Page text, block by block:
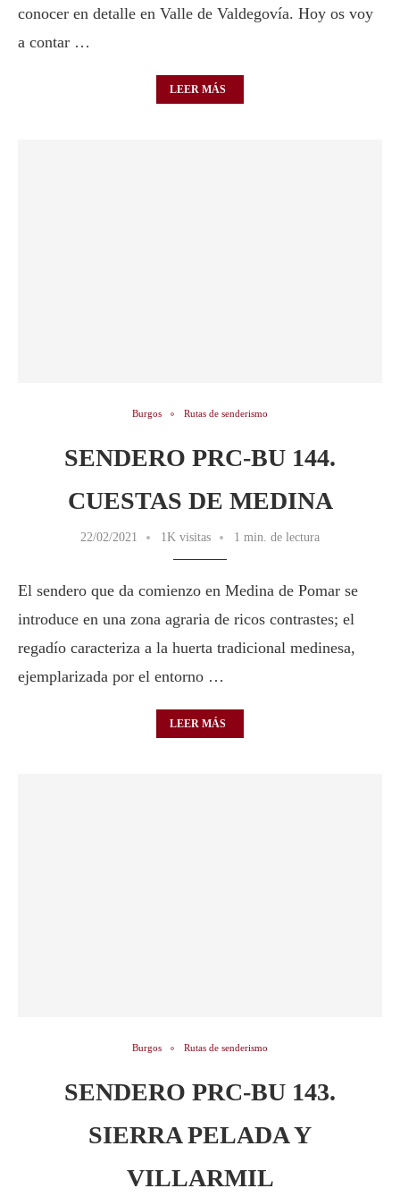
conocer en detalle en Valle de Valdegovía. Hoy os voy
a contar …
LEER MÁS
Burgos Rutas de senderismo
SENDERO PRC-BU 144.
CUESTAS DE MEDINA
22/02/2021 1K visitas 1 min. de lectura
El sendero que da comienzo en Medina de Pomar se
introduce en una zona agraria de ricos contrastes; el
regadío caracteriza a la huerta tradicional medinesa,
ejemplarizada por el entorno …
LEER MÁS
Burgos Rutas de senderismo
SENDERO PRC-BU 143.
SIERRA PELADA Y
VILLARMIL